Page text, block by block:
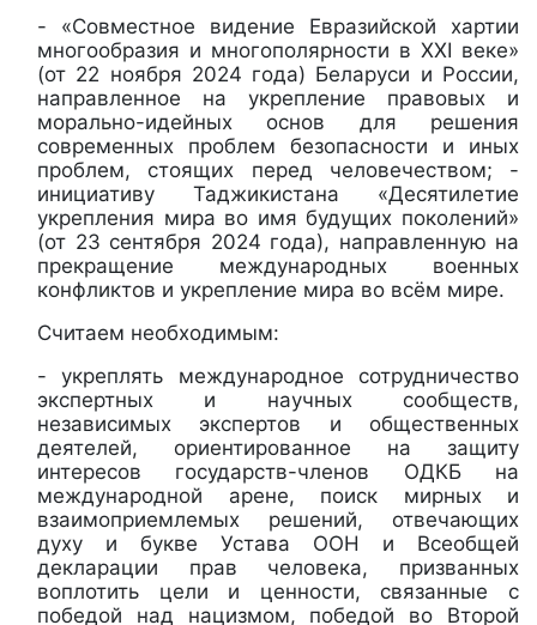
- «Совместное видение Евразийской хартии
многообразия и многополярности в XXI веке»
(от 22 ноября 2024 года) Беларуси и России,
направленное на укрепление правовых и
морально-идейных основ для решения
современных проблем безопасности и иных
проблем, стоящих перед человечеством; -
инициативу Таджикистана «Десятилетие
укрепления мира во имя будущих поколений»
(от 23 сентября 2024 года), направленную на
прекращение международных военных
конфликтов и укрепление мира во всём мире.
Считаем необходимым:
- укреплять международное сотрудничество
экспертных и научных сообществ,
независимых экспертов и общественных
деятелей, ориентированное на защиту
интересов государств-членов ОДКБ на
международной арене, поиск мирных и
взаимоприемлемых решений, отвечающих
духу и букве Устава ООН и Всеобщей
декларации прав человека, призванных
воплотить цели и ценности, связанные с
победой над нацизмом, победой во Второй